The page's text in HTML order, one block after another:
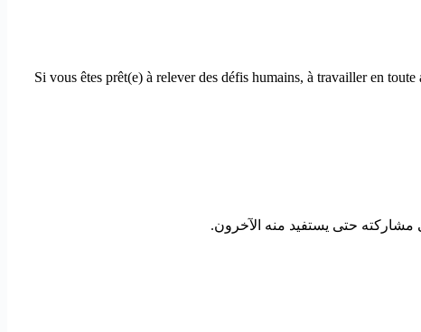
Si vous êtes prêt(e) à relever des défis humains, à travailler en